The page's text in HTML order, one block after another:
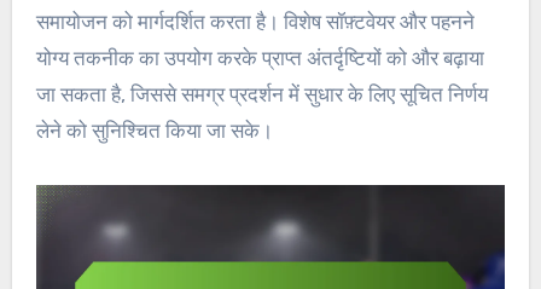
समायोजन को मार्गदर्शित करता है। विशेष सॉफ़्टवेयर और पहनने
योग्य तकनीक का उपयोग करके प्राप्त अंतर्दृष्टियों को और बढ़ाया
जा सकता है, जिससे समग्र प्रदर्शन में सुधार के लिए सूचित निर्णय
लेने को सुनिश्चित किया जा सके।